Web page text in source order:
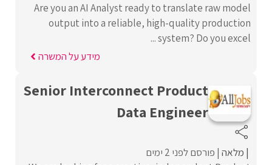
Are you an AI Analyst ready to translate raw model
output into a reliable, high-quality production
system? Do you excel ...
מידע על המשרה
Senior Interconnect Product
Data Engineer
מלאה פורסם לפני 2 ימים